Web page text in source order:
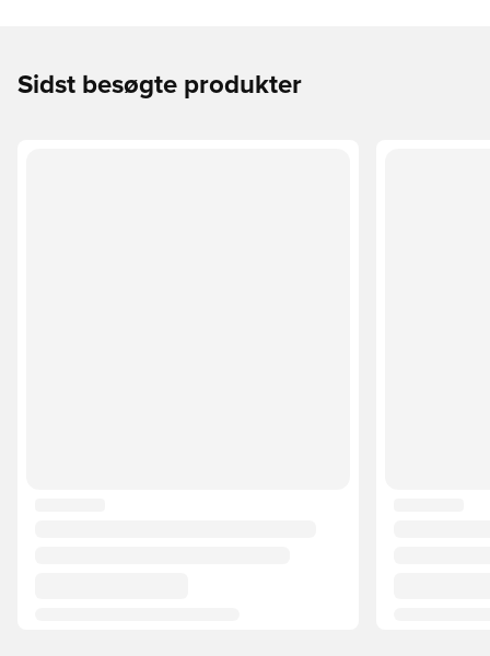
Sidst besøgte produkter